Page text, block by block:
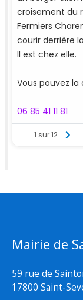
Mairie de
59 rue de
17800 Saint-